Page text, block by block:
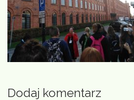
Dodaj komentarz